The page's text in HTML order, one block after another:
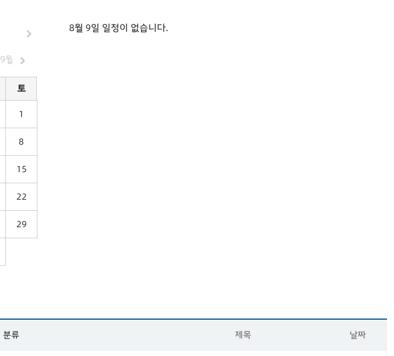
9월 10월
토
1
8
15
22
29
8월 9일 일정이 없습니다.
분류 제목 날짜